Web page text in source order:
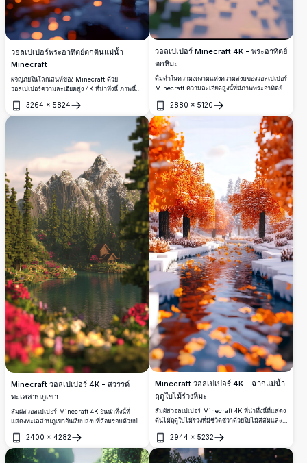
วอลเปเปอร์พระอาทิตย์ตกดินแม่น้ำ
Minecraft
ผจญภัยในโลกเสน่ห์ของ Minecraft ด้วย
วอลเปเปอร์ความละเอียดสูง 4K ที่น่าทึ่งนี้ ภาพนี้
แสดงแม่น้ำแบบพิกเซลสะท้อนแสงอุ่นจาก
พระอาทิตย์ตกดิน จับความสง่างามของภูมิทัศน์
เสมือนสงบ ออกแบบมาเพื่อคนรักเกมและแฟนๆ
และน้ำระยิบระยับ สร้างสถานที่หลบหนีในดิจิตอล
ที่ลงตัว ปรับโฉมหน้าจอของคุณด้วยงานศิลปะธีม
Minecraft ที่สวยงามและสงบสุขนี้
3264 × 5824
เปิด
วอลเปเปอร์ Minecraft 4K - พระอาทิตย์
ตกหิมะ
ดื่มด่ำในความงดงามแห่งความสงบของวอลเปเปอร์
Minecraft ความละเอียดสูงนี้ที่มีภาพพระอาทิตย์
พิกเซล สร้างภาพที่เงียบสงบและน่าหลงใหล เหมาะ
สมที่สมบูรณ์แบบสำหรับอุปกรณ์ของแฟน
Minecraft ทุกคน
2880 × 5120
เปิด
Minecraft วอลเปเปอร์ 4K - สวรรค์
ทะเลสาบภูเขา
สัมผัสวอลเปเปอร์ Minecraft 4K อันน่าทึ่งนี้ที่
แสดงทะเลสาบภูเขาอันเงียบสงบที่ล้อมรอบด้วยป่า
ละเอียดสูงนี้มีดอกไม้สีสดใส น้ำที่สงบเงียบ และ
บ้านไม้ที่มีเสน่ห์ซึ่งตั้งอยู่ในอ้อมกอดของธรรมชาติ
2400 × 4282
เปิด
Minecraft วอลเปเปอร์ 4K - ฉากแม่น้ำ
ฤดูใบไม้ร่วงหิมะ
สัมผัสวอลเปเปอร์ Minecraft 4K ที่น่าทึ่งนี้ที่แสดง
ต้นไม้ฤดูใบไม้ร่วงที่มีชีวิตชีวาด้วยใบไม้สีส้มและ
ปกคลุมด้วยหิมะสร้างฉากการเปลี่ยนผ่านฤดูกาลอัน
มหัศจรรย์ด้วยใบไม้ร่วงที่กระจัดกระจายลอยอยู่บน
น้ำใสเหมือนคริสตัล
2944 × 5232
เปิด